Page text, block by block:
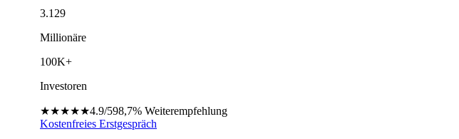
3.129
Millionäre
100K+
Investoren
★★★★★4.9/598,7% Weiterempfehlung
Kostenfreies Erstgespräch